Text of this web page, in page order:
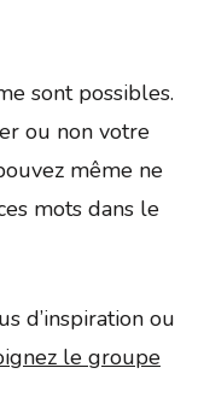
sont possibles.
ou non votre
même ne
mots dans le
d’inspiration ou
le groupe